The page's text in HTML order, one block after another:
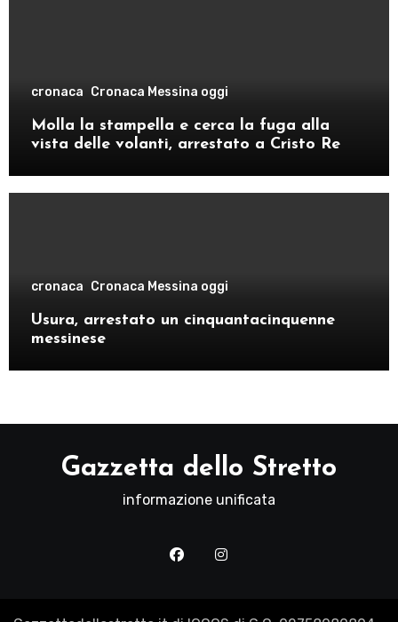
cronaca Cronaca Messina oggi
Molla la stampella e cerca la fuga alla
vista delle volanti, arrestato a Cristo Re
cronaca Cronaca Messina oggi
Usura, arrestato un cinquantacinquenne
messinese
Gazzetta dello Stretto
informazione unificata